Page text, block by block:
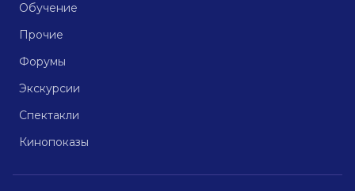
Обучение
Прочие
Форумы
Экскурсии
Спектакли
Кинопоказы